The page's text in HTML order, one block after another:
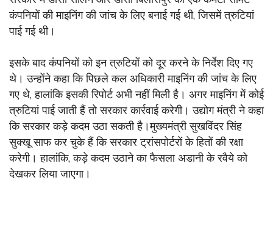
कंपनियों की माइनिंग की जांच के लिए बनाई गई थी, जिसमें त्रुटियां
पाई गई थी।
इसके बाद कंपनियों को इन त्रुटियों को दूर करने के निर्देश दिए गए
थे। उन्होंने कहा कि पिछले कल अधिकारी माइनिंग की जांच के लिए
गए थे, हालांकि इसकी रिपोर्ट अभी नहीं मिली है। अगर माइनिंग में कोई
त्रुटियां पाई जाती हैं तो सरकार कार्रवाई करेगी। उद्योग मंत्री ने कहा
कि सरकार कड़े कदम उठा सकती है।मुख्यमंत्री सुखविंदर सिंह
सुक्खू साफ कर चुके हैं कि सरकार ट्रांसपोर्टरों के हितों की रक्षा
करेगी। हालांकि, कड़े कदम उठाने का फैसला अडानी के रवैये को
देखकर लिया जाएगा।